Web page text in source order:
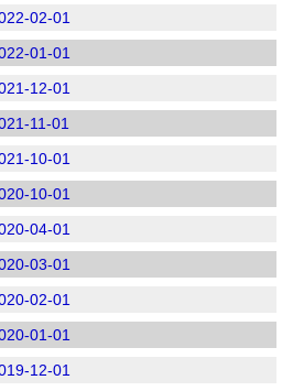
02-01
01-01
12-01
11-01
10-01
10-01
04-01
03-01
02-01
01-01
12-01